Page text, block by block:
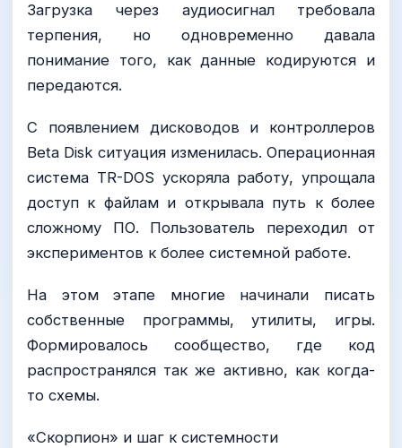
Загрузка через аудиосигнал требовала
терпения, но одновременно давала
понимание того, как данные кодируются и
передаются.
С появлением дисководов и контроллеров
Beta Disk ситуация изменилась. Операционная
система TR-DOS ускоряла работу, упрощала
доступ к файлам и открывала путь к более
сложному ПО. Пользователь переходил от
экспериментов к более системной работе.
На этом этапе многие начинали писать
собственные программы, утилиты, игры.
Формировалось сообщество, где код
распространялся так же активно, как когда-
то схемы.
«Скорпион» и шаг к системности